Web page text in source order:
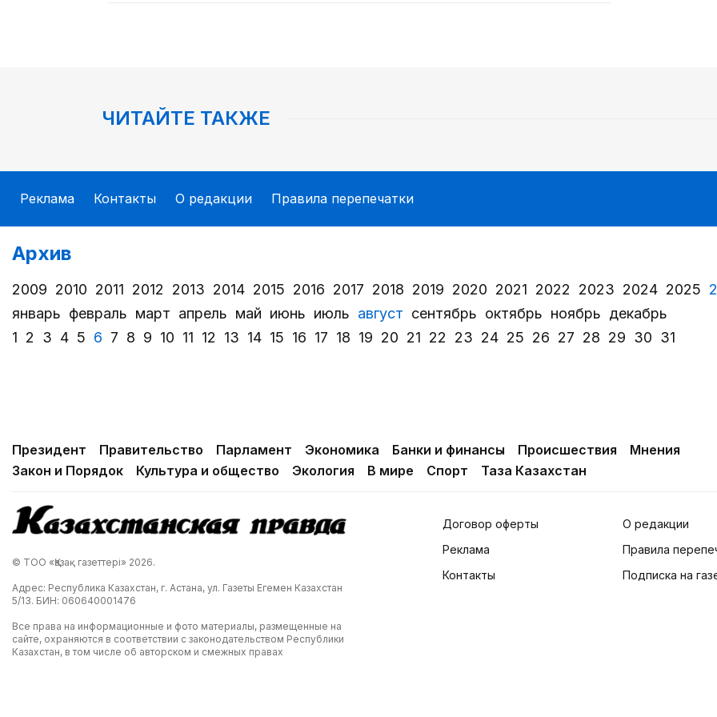
ЧИТАЙТЕ ТАКЖЕ
Реклама Контакты О редакции Правила перепечатки
Архив
2009 2010 2011 2012 2013 2014 2015 2016 2017 2018 2019 2020 2021 2022 2023 2024 2025
январь февраль март апрель май июнь июль август сентябрь октябрь ноябрь декабрь
1 2 3 4 5 6 7 8 9 10 11 12 13 14 15 16 17 18 19 20 21 22 23 24 25 26 27 28 29 30 31
Президент Правительство Парламент Экономика Банки и финансы Происшествия
Мнения
Закон и Порядок
Культура и общество Экология В мире Спорт Таза Казахстан
Договор оферты
Реклама
Контакты
О редакции
Правила
Подписка на
© ТОО «Қазақ газеттері» 2026.
Адрес: Республика Казахстан, г. Астана, ул. Газеты Егемен Казахстан
5/13. БИН: 060640001476
Все права на информационные и фото материалы, размещенные на
сайте, охраняются в соответствии с законодательством Республики
Казахстан, в том числе об авторском и смежных правах